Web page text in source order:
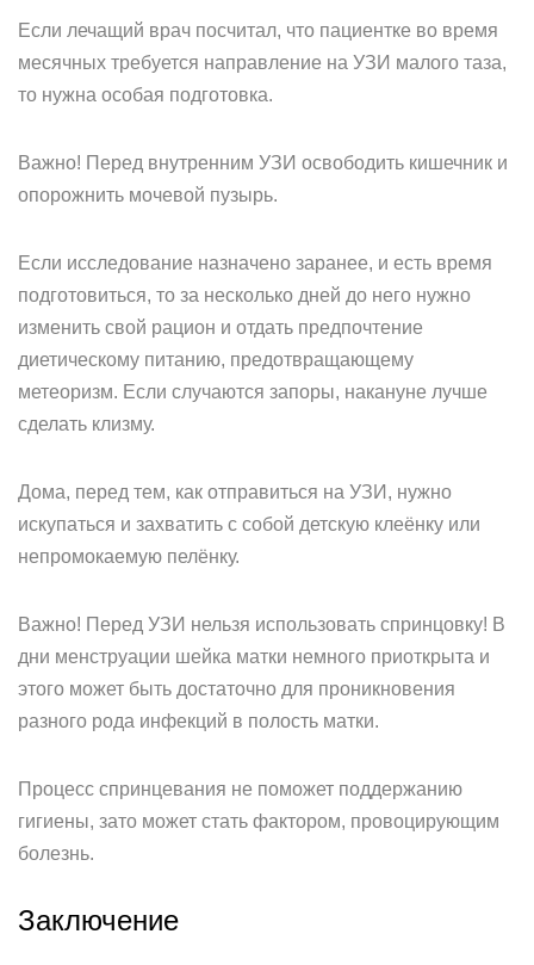
Если лечащий врач посчитал, что пациентке во время
месячных требуется направление на УЗИ малого таза,
то нужна особая подготовка.
Важно! Перед внутренним УЗИ освободить кишечник и
опорожнить мочевой пузырь.
Если исследование назначено заранее, и есть время
подготовиться, то за несколько дней до него нужно
изменить свой рацион и отдать предпочтение
диетическому питанию, предотвращающему
метеоризм. Если случаются запоры, накануне лучше
сделать клизму.
Дома, перед тем, как отправиться на УЗИ, нужно
искупаться и захватить с собой детскую клеёнку или
непромокаемую пелёнку.
Важно! Перед УЗИ нельзя использовать спринцовку! В
дни менструации шейка матки немного приоткрыта и
этого может быть достаточно для проникновения
разного рода инфекций в полость матки.
Процесс спринцевания не поможет поддержанию
гигиены, зато может стать фактором, провоцирующим
болезнь.
Заключение